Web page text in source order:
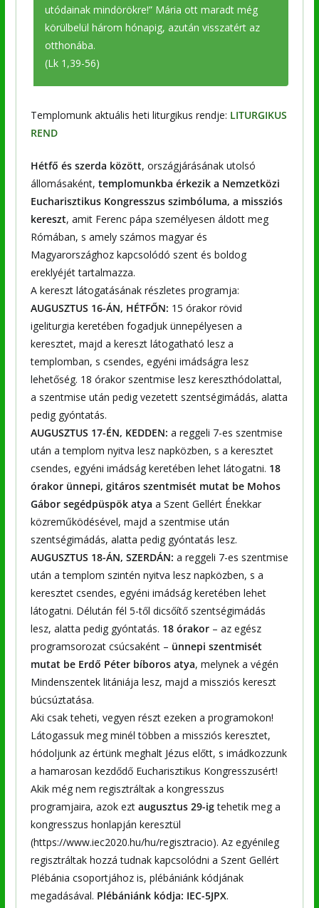
utódainak mindörökre!” Mária ott maradt még
körülbelül három hónapig, azután visszatért az
otthonába.
(Lk 1,39-56)
Templomunk aktuális heti liturgikus rendje: LITURGIKUS
REND
Hétfő és szerda között, országjárásának utolsó
állomásaként, templomunkba érkezik a Nemzetközi
Eucharisztikus Kongresszus szimbóluma, a missziós
kereszt, amit Ferenc pápa személyesen áldott meg
Rómában, s amely számos magyar és
Magyarországhoz kapcsolódó szent és boldog
ereklyéjét tartalmazza.
A kereszt látogatásának részletes programja:
AUGUSZTUS 16-ÁN, HÉTFŐN: 15 órakor rövid
igeliturgia keretében fogadjuk ünnepélyesen a
keresztet, majd a kereszt látogatható lesz a
templomban, s csendes, egyéni imádságra lesz
lehetőség. 18 órakor szentmise lesz kereszthódolattal,
a szentmise után pedig vezetett szentségimádás, alatta
pedig gyóntatás.
AUGUSZTUS 17-ÉN, KEDDEN: a reggeli 7-es szentmise
után a templom nyitva lesz napközben, s a keresztet
csendes, egyéni imádság keretében lehet látogatni. 18
órakor ünnepi, gitáros szentmisét mutat be Mohos
Gábor segédpüspök atya a Szent Gellért Énekkar
közreműködésével, majd a szentmise után
szentségimádás, alatta pedig gyóntatás lesz.
AUGUSZTUS 18-ÁN, SZERDÁN: a reggeli 7-es szentmise
után a templom szintén nyitva lesz napközben, s a
keresztet csendes, egyéni imádság keretében lehet
látogatni. Délután fél 5-től dicsőítő szentségimádás
lesz, alatta pedig gyóntatás. 18 órakor– az egész
programsorozat csúcsaként – ünnepi szentmisét
mutat be Erdő Péter bíboros atya, melynek a végén
Mindenszentek litániája lesz, majd a missziós kereszt
búcsúztatása.
Aki csak teheti, vegyen részt ezeken a programokon!
Látogassuk meg minél többen a missziós keresztet,
hódoljunk az értünk meghalt Jézus előtt, s imádkozzunk
a hamarosan kezdődő Eucharisztikus Kongresszusért!
Akik még nem regisztráltak a kongresszus
programjaira, azok ezt augusztus 29-igtehetik meg a
kongresszus honlapján keresztül
(https://www.iec2020.hu/hu/regisztracio). Az egyénileg
regisztráltak hozzá tudnak kapcsolódni a Szent Gellért
Plébánia csoportjához is, plébániánk kódjának
megadásával. Plébániánk kódja: IEC-5JPX.